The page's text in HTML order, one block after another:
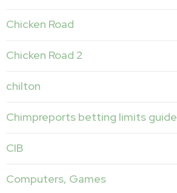
Chicken Road
Chicken Road 2
chilton
Chimpreports betting limits guide
CIB
Computers, Games